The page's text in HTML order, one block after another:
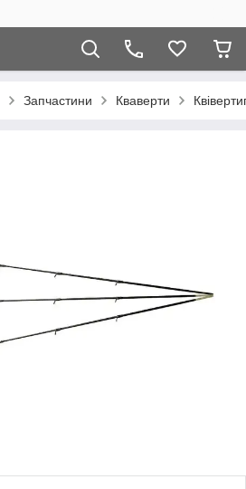
Запчастини Кваверти